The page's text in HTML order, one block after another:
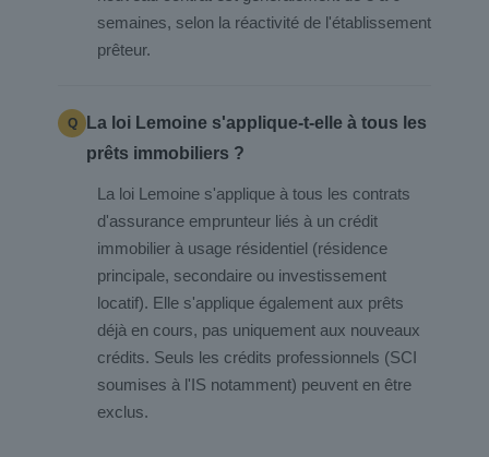
semaines, selon la réactivité de l'établissement
prêteur.
La loi Lemoine s'applique-t-elle à tous les
prêts immobiliers ?
La loi Lemoine s'applique à tous les contrats
d'assurance emprunteur liés à un crédit
immobilier à usage résidentiel (résidence
principale, secondaire ou investissement
locatif). Elle s'applique également aux prêts
déjà en cours, pas uniquement aux nouveaux
crédits. Seuls les crédits professionnels (SCI
soumises à l'IS notamment) peuvent en être
exclus.